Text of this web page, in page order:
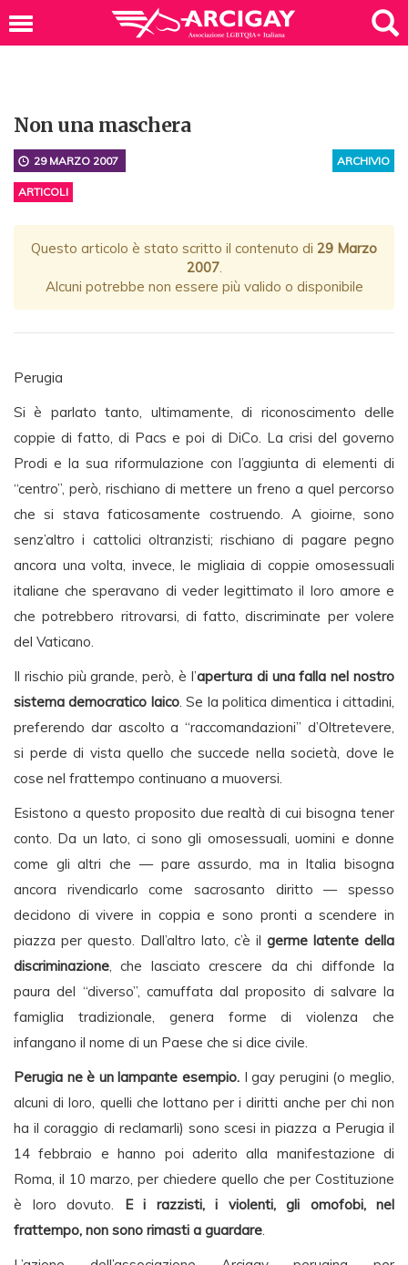
Non una maschera
ARCHIVIO
29 MARZO 2007
ARTICOLI
Questo articolo è stato scritto il contenuto di 29 Marzo
2007.
Alcuni potrebbe non essere più valido o disponibile
Perugia
Si è parlato tanto, ultimamente, di riconoscimento delle
coppie di fatto, di Pacs e poi di DiCo. La crisi del governo
Prodi e la sua riformulazione con l’aggiunta di elementi di
“centro”, però, rischiano di mettere un freno a quel percorso
che si stava faticosamente costruendo. A gioirne, sono
senz’altro i cattolici oltranzisti; rischiano di pagare pegno
ancora una volta, invece, le migliaia di coppie omosessuali
italiane che speravano di veder legittimato il loro amore e
che potrebbero ritrovarsi, di fatto, discriminate per volere
del Vaticano.
Il rischio più grande, però, è l’apertura di una falla nel nostro
sistema democratico laico. Se la politica dimentica i cittadini,
preferendo dar ascolto a “raccomandazioni” d’Oltretevere,
si perde di vista quello che succede nella società, dove le
cose nel frattempo continuano a muoversi.
Esistono a questo proposito due realtà di cui bisogna tener
conto. Da un lato, ci sono gli omosessuali, uomini e donne
come gli altri che — pare assurdo, ma in Italia bisogna
ancora rivendicarlo come sacrosanto diritto — spesso
decidono di vivere in coppia e sono pronti a scendere in
piazza per questo. Dall’altro lato, c’è il germe latente della
discriminazione, che lasciato crescere da chi diffonde la
paura del “diverso”, camuffata dal proposito di salvare la
famiglia tradizionale, genera forme di violenza che
infangano il nome di un Paese che si dice civile.
Perugia ne è un lampante esempio. I gay perugini (o meglio,
alcuni di loro, quelli che lottano per i diritti anche per chi non
ha il coraggio di reclamarli) sono scesi in piazza a Perugia il
14 febbraio e hanno poi aderito alla manifestazione di
Roma, il 10 marzo, per chiedere quello che per Costituzione
è loro dovuto. E i razzisti, i violenti, gli omofobi, nel
frattempo, non sono rimasti a guardare.